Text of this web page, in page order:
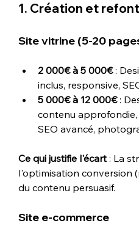
1. Création et
Site vitrine (5-20
2 000€ à 5 000€ :
inclus, responsive,
5 000€ à 12 000€ :
contenu
SEO avancé,
Ce qui justifie l'écart : La
l'optimisation conversion
du contenu persuasif.
Site e-commerce